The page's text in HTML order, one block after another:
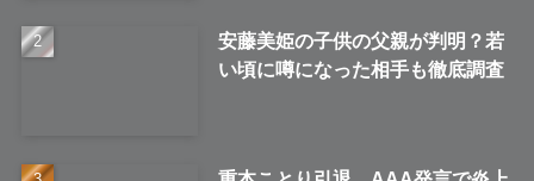
安藤美姫の子供の父親が判明？若
い頃に噂になった相手も徹底調査